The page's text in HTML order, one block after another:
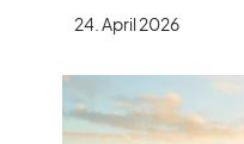
24. April 2026